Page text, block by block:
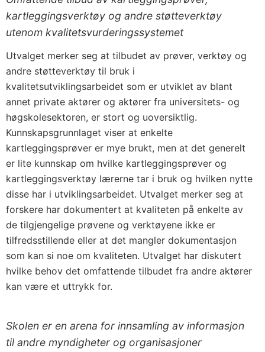
kartleggingsverktøy og andre støtteverktøy
utenom kvalitetsvurderingssystemet
Utvalget merker seg at tilbudet av prøver, verktøy og
andre støtteverktøy til bruk i
kvalitetsutviklingsarbeidet som er utviklet av blant
annet private aktører og aktører fra universitets- og
høgskolesektoren, er stort og uoversiktlig.
Kunnskapsgrunnlaget viser at enkelte
kartleggingsprøver er mye brukt, men at det generelt
er lite kunnskap om hvilke kartleggingsprøver og
kartleggingsverktøy lærerne tar i bruk og hvilken nytte
disse har i utviklingsarbeidet. Utvalget merker seg at
forskere har dokumentert at kvaliteten på enkelte av
de tilgjengelige prøvene og verktøyene ikke er
tilfredsstillende eller at det mangler dokumentasjon
som kan si noe om kvaliteten. Utvalget har diskutert
hvilke behov det omfattende tilbudet fra andre aktører
kan være et uttrykk for.
Skolen er en arena for innsamling av informasjon
til andre myndigheter og organisasjoner